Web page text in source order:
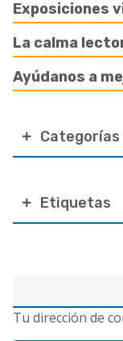
Exposiciones
La calma
Ayúdanos a
electrónico
Tu dirección de
Categorías
Etiquetas